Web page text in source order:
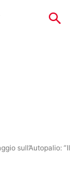
sull’Autopalio: ”Il